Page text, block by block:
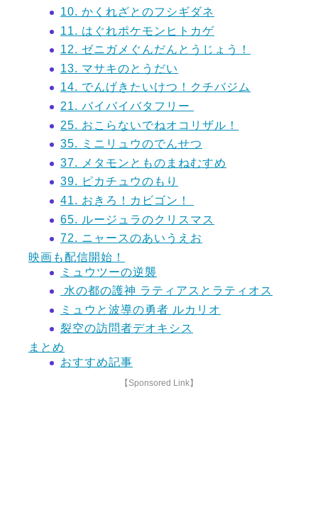
10. かくれざとのフシギダネ
11. はぐれポケモンヒトカゲ
12. ゼニガメぐんだんとうじょう！
13. マサキのとうだい
14. でんげきたいけつ！クチバジム
21. バイバイバタフリー
25. おこらないでねオコリザル！
35. ミニリュウのでんせつ
37. メタモンとものまねむすめ
39. ピカチュウのもり
41. おきろ！カビゴン！
65. ルージュラのクリスマス
72. ニャースのあいうえお
映画も配信開始！
ミュウツーの逆襲
水の都の護神 ラティアスとラティオス
ミュウと波導の勇者 ルカリオ
裂空の訪問者デオキシス
まとめ
おすすめ記事
【Sponsored Link】